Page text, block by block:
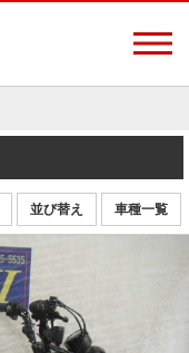
車種一覧
並び替え